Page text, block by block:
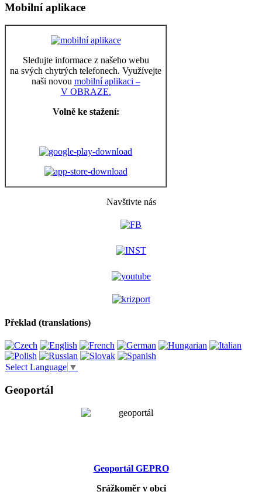
Mobilní aplikace
Sledujte informace z našeho webu
na svých chytrých telefonech. Využívejte
naši novou mobilní aplikaci –
V OBRAZE.
Volně ke stažení:
Navštivte nás
Překlad (translations)
Select Language ▼
Geoportál
Geoportál GEPRO
Srážkoměr v obci